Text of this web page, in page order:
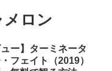
ロン
ュー】ターミネータ
フェイト（2019）